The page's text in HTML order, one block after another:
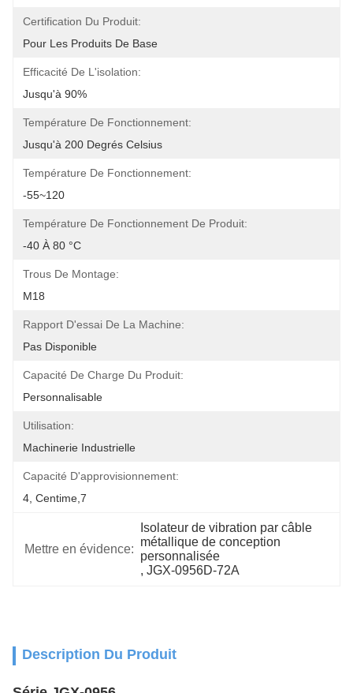
Certification Du Produit:
Pour Les Produits De Base
Efficacité De L'isolation:
Jusqu'à 90%
Température De Fonctionnement:
Jusqu'à 200 Degrés Celsius
Température De Fonctionnement:
-55~120
Température De Fonctionnement De Produit:
-40 À 80 °C
Trous De Montage:
M18
Rapport D'essai De La Machine:
Pas Disponible
Capacité De Charge Du Produit:
Personnalisable
Utilisation:
Machinerie Industrielle
Capacité D'approvisionnement:
4, Centime,7
Mettre en évidence:
Isolateur de vibration par câble
métallique de conception
personnalisée
, JGX-0956D-72A
Description Du Produit